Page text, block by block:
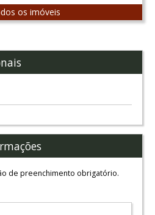
os imóveis
de preenchimento obrigatório.